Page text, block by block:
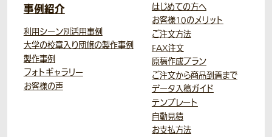
事例紹介
利用シーン別活用事例
大学の校章入り団旗の製作事例
製作事例
フォトギャラリー
お客様の声
はじめての方へ
お客様10のメリット
ご注文方法
FAX注文
原稿作成プラン
ご注文から商品到着まで
データ入稿ガイド
テンプレート
自動見積
お支払方法